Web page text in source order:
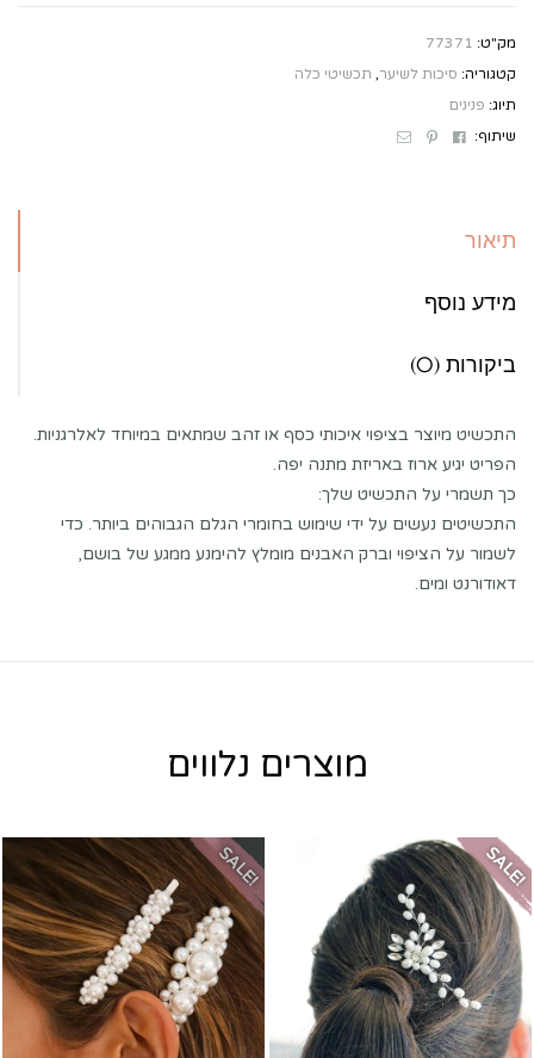
מק"ט: 77371
קטגוריה: סיכות לשיער, תכשיטי כלה
תיוג: פנינים
שיתוף:
Facebook
Pinterest
Email
תיאור
מידע נוסף
ביקורות (0)
התכשיט מיוצר בציפוי איכותי כסף או זהב שמתאים במיוחד לאלרגניות.
הפריט יגיע ארוז באריזת מתנה יפה.
כך תשמרי על התכשיט שלך:
התכשיטים נעשים על ידי שימוש בחומרי הגלם הגבוהים ביותר. כדי
לשמור על הציפוי וברק האבנים מומלץ להימנע ממגע של בושם,
דאודורנט ומים.
מוצרים נלווים
SALE!
SALE!